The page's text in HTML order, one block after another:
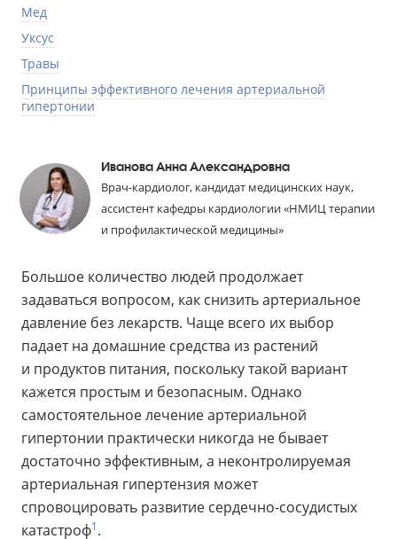
Мед
Уксус
Травы
Принципы эффективного лечения артериальной
гипертонии
Иванова Анна Александровна
Врач-кардиолог, кандидат медицинских наук,
ассистент кафедры кардиологии «НМИЦ терапии
и профилактической медицины»
Большое количество людей продолжает
задаваться вопросом, как снизить артериальное
давление без лекарств. Чаще всего их выбор
падает на домашние средства из растений
и продуктов питания, поскольку такой вариант
кажется простым и безопасным. Однако
самостоятельное лечение артериальной
гипертонии практически никогда не бывает
достаточно эффективным, а неконтролируемая
артериальная гипертензия может
спровоцировать развитие сердечно-сосудистых
катастроф1.